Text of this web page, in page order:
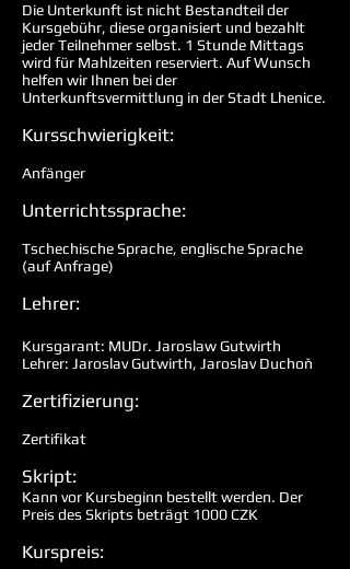
Die Unterkunft ist nicht Bestandteil der
Kursgebühr, diese organisiert und bezahlt
jeder Teilnehmer selbst. 1 Stunde Mittags
wird für Mahlzeiten reserviert. Auf Wunsch
helfen wir Ihnen bei der
Unterkunftsvermittlung in der Stadt Lhenice.
Kursschwierigkeit:
Anfänger
Unterrichtssprache:
Tschechische Sprache, englische Sprache
(auf Anfrage)
Lehrer:
Kursgarant: MUDr. Jaroslaw Gutwirth
Lehrer: Jaroslav Gutwirth, Jaroslav Duchoň
Zertifizierung:
Zertifikat
Skript:
Kann vor Kursbeginn bestellt werden. Der
Preis des Skripts beträgt 1000 CZK
Kurspreis: